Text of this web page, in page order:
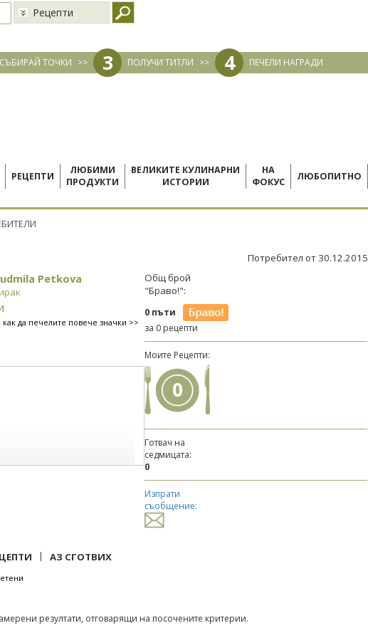
Рецепти
СЪБИРАЙ ТОЧКИ >> 3 ПОЛУЧИ ТИТЛИ >> 4 ПЕЧЕЛИ НАГРАДИ
РЕЦЕПТИ
ЛЮБИМИ
ПРОДУКТИ
ВЕЛИКИТЕ КУЛИНАРНИ
ИСТОРИИ
НА
ФОКУС
ЛЮБОПИТНО
Потребител от 30.12.2015
Petkova
как да печелите повече значки >>
Общ брой
"Браво!":
0 пъти
за 0 рецепти
Моите Рецепти:
0
Готвач на
седмицата:
0
Изпрати
съобщение:
| АЗ СГОТВИХ
резултати, отговарящи на посочените критерии.